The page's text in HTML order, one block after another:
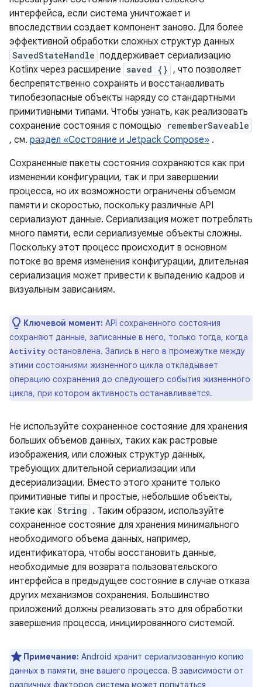
интерфейса, если система уничтожает и
впоследствии создает компонент заново. Для более
эффективной обработки сложных структур данных
SavedStateHandle поддерживает сериализацию
Kotlinx через расширение saved {} , что позволяет
беспрепятственно сохранять и восстанавливать
типобезопасные объекты наряду со стандартными
примитивными типами. Чтобы узнать, как реализовать
сохранение состояния с помощью
rememberSaveable
, см. раздел «Состояние и Jetpack Compose» .
Сохраненные пакеты состояния сохраняются как при
изменении конфигурации, так и при завершении
процесса, но их возможности ограничены объемом
памяти и скоростью, поскольку различные API
сериализуют данные. Сериализация может потреблять
много памяти, если сериализуемые объекты сложны.
Поскольку этот процесс происходит в основном
потоке во время изменения конфигурации, длительная
сериализация может привести к выпадению кадров и
визуальным зависаниям.
Ключевой момент: API сохраненного состояния
сохраняют данные, записанные в него, только тогда, когда
Activity остановлена. Запись в него в промежутке между
этими состояниями жизненного цикла откладывает
операцию сохранения до следующего события жизненного
цикла, при котором активность останавливается.
Не используйте сохраненное состояние для хранения
больших объемов данных, таких как растровые
изображения, или сложных структур данных,
требующих длительной сериализации или
десериализации. Вместо этого храните только
примитивные типы и простые, небольшие объекты,
такие как String . Таким образом, используйте
сохраненное состояние для хранения минимального
необходимого объема данных, например,
идентификатора, чтобы восстановить данные,
необходимые для возврата пользовательского
интерфейса в предыдущее состояние в случае отказа
других механизмов сохранения. Большинство
приложений должны реализовать это для обработки
завершения процесса, инициированного системой.
Примечание: Android хранит сериализованную копию
данных в памяти, вне вашего процесса. В зависимости от
различных факторов система может попытаться